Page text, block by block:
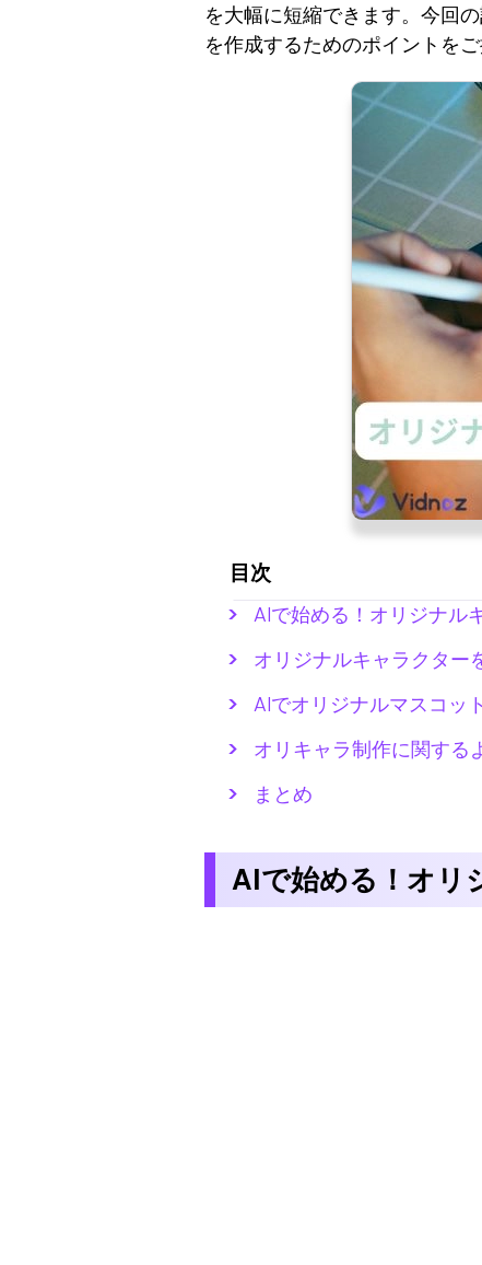
を大幅に短縮できます。今回
を作成するためのポイントをご
目次
AIで始める！オリジナル
オリジナルキャラクター
AIでオリジナルマスコッ
オリキャラ制作に関する
まとめ
AIで始める！オリ